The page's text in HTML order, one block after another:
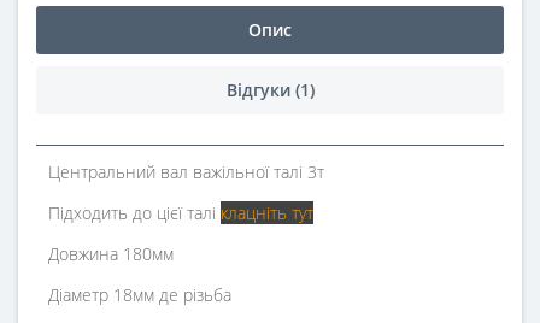
Опис
Відгуки (1)
Центральний вал важільної талі 3т
Підходить до цієї талі клацніть тут
Довжина 180мм
Діаметр 18мм де різьба